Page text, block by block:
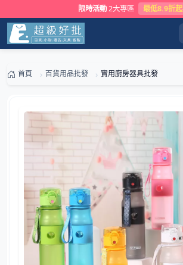
限時活動 2大專區 最低8.9折起
首頁 百貨用品批發 實用廚房器具批發